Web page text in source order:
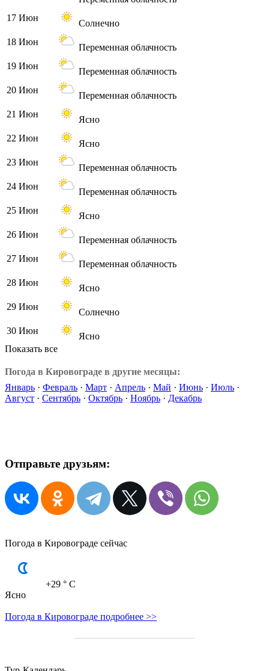
17 Июн
Солнечно
18 Июн
Переменная облачность
19 Июн
Переменная облачность
20 Июн
Переменная облачность
21 Июн
Ясно
22 Июн
Ясно
23 Июн
Переменная облачность
24 Июн
Переменная облачность
25 Июн
Ясно
26 Июн
Переменная облачность
27 Июн
Переменная облачность
28 Июн
Ясно
29 Июн
Солнечно
30 Июн
Ясно
Показать все
Погода в Кировограде в другие месяцы:
Январь · Февраль · Март · Апрель · Май · Июнь · Июль ·
Август · Сентябрь · Октябрь · Ноябрь · Декабрь
Отправьте друзьям:
Погода в Кировограде сейчас
+29 ° C
Ясно
Погода в Кировограде подробнее >>